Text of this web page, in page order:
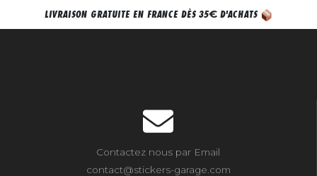
LIVRAISON GRATUITE EN FRANCE DÈS 35€ D'ACHATS
Contactez nous par Email
contact@stickers-garage.com